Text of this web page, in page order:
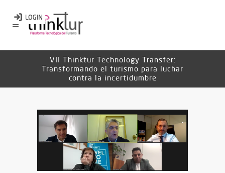
VII Thinktur Technology Transfer:
Transformando el turismo para luchar
contra la incertidumbre